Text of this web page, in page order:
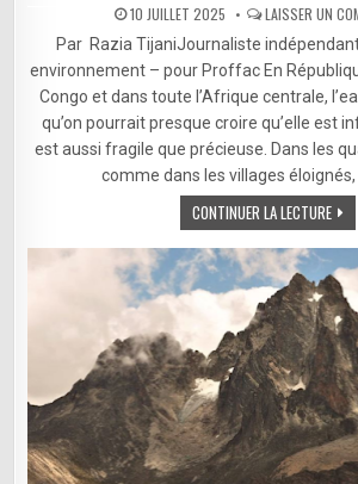
10 JUILLET 2025 LAISSER UN
Par Razia TijaniJournaliste
environnement – pour Proffac En
Congo et dans toute l’Afrique centrale,
qu’on pourrait presque croire qu’elle est
est aussi fragile que précieuse. Dans les
comme dans les villages éloignés,
CONTINUER LA LECTURE